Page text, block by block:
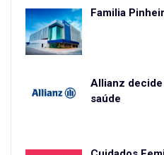
Familia
Allianz
saúde